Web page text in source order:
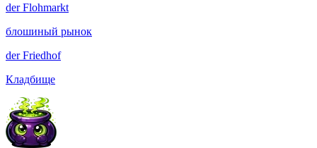
derFlohmarkt
блошиный рынок
derFriedhof
Кладбище